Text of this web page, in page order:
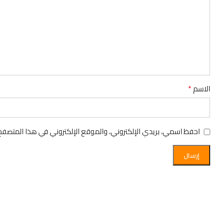
الاسم*
احفظ اسمي، بريدي الإلكتروني، والموقع الإلكتروني في هذا